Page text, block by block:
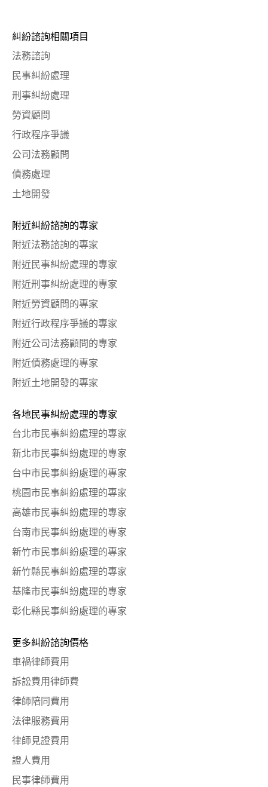
糾紛諮詢相關項目
法務諮詢
民事糾紛處理
刑事糾紛處理
勞資顧問
行政程序爭議
公司法務顧問
債務處理
土地開發
附近糾紛諮詢的專家
附近法務諮詢的專家
附近民事糾紛處理的專家
附近刑事糾紛處理的專家
附近勞資顧問的專家
附近行政程序爭議的專家
附近公司法務顧問的專家
附近債務處理的專家
附近土地開發的專家
各地民事糾紛處理的專家
台北市民事糾紛處理的專家
新北市民事糾紛處理的專家
台中市民事糾紛處理的專家
桃園市民事糾紛處理的專家
高雄市民事糾紛處理的專家
台南市民事糾紛處理的專家
新竹市民事糾紛處理的專家
新竹縣民事糾紛處理的專家
基隆市民事糾紛處理的專家
彰化縣民事糾紛處理的專家
更多糾紛諮詢價格
車禍律師費用
訴訟費用律師費
律師陪同費用
法律服務費用
律師見證費用
證人費用
民事律師費用